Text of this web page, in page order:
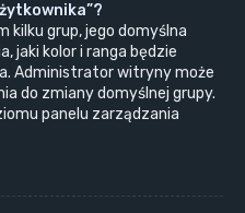
kilku grup, jego domyślna
jaki kolor i ranga będzie
Administrator witryny może
do zmiany domyślnej grupy.
panelu zarządzania